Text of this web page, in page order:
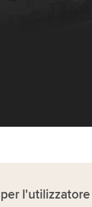
per l'utilizzatore